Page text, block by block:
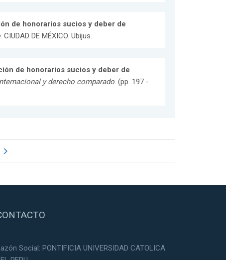
de honorarios sucios y deber de
. CIUDAD DE MÉXICO. Ubijus.
de honorarios sucios y deber de
y derecho comparado. (pp. 197 -
Social: PONTIFICIA UNIVERSIDAD CATOLICA